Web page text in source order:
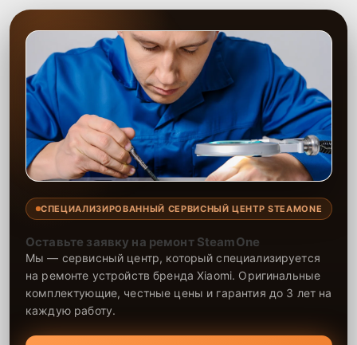
СПЕЦИАЛИЗИРОВАННЫЙ СЕРВИСНЫЙ ЦЕНТР STEAMONE
Оставьте заявку на ремонт SteamOne
Мы — сервисный центр, который специализируется
на ремонте устройств бренда Xiaomi. Оригинальные
комплектующие, честные цены и гарантия до 3 лет на
каждую работу.